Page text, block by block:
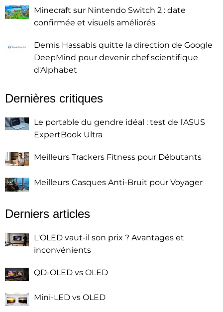
Minecraft sur Nintendo Switch 2 : date
confirmée et visuels améliorés
Demis Hassabis quitte la direction de Google
DeepMind pour devenir chef scientifique
d'Alphabet
Dernières critiques
Le portable du gendre idéal : test de l'ASUS
ExpertBook Ultra
Meilleurs Trackers Fitness pour Débutants
Meilleurs Casques Anti-Bruit pour Voyager
Derniers articles
L'OLED vaut-il son prix ? Avantages et
inconvénients
QD-OLED vs OLED
Mini-LED vs OLED